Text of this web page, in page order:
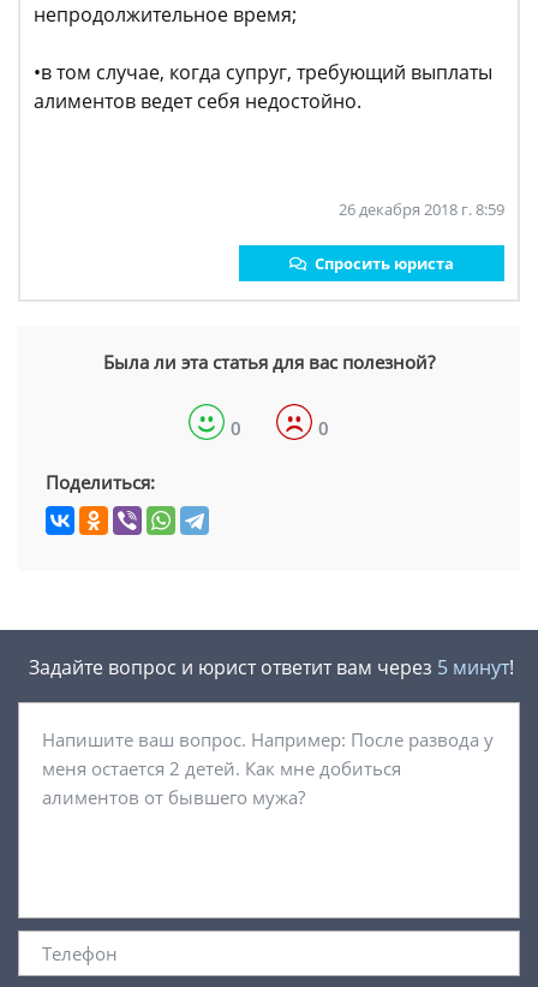
непродолжительное время;
•в том случае, когда супруг, требующий выплаты
алиментов ведет себя недостойно.
26 декабря 2018 г. 8:59
Спросить юриста
Была ли эта статья для вас полезной?
0 0
Поделиться:
Задайте вопрос и юрист ответит вам через 5 минут!